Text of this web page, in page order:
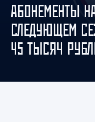
АБОНЕМЕНТЫ
СЛЕДУЮЩЕМ
45 ТЫСЯЧ